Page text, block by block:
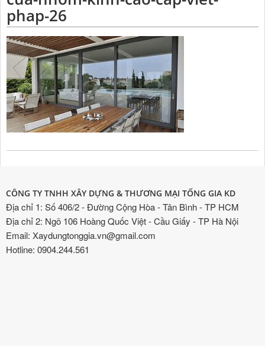
phap-26
CÔNG TY TNHH XÂY DỰNG & THƯƠNG MẠI TỐNG GIA KD
Địa chỉ 1: Số 406/2 - Đường Cộng Hòa - Tân Bình - TP HCM
Địa chỉ 2: Ngõ 106 Hoàng Quốc Việt - Cầu Giấy - TP Hà Nội
Email: Xaydungtonggia.vn@gmail.com
Hotline: 0904.244.561